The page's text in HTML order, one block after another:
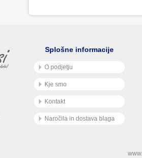
Splošne informacije
O podjetju
Kje smo
Kontakt
Naročila in dostava blaga